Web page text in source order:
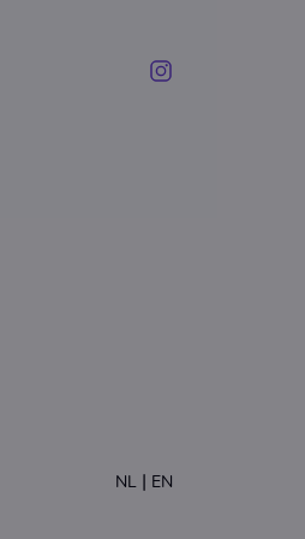
NL | EN